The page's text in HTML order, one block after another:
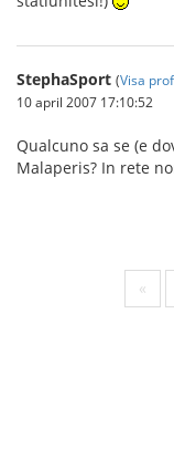
StephaSport (Visa
10 april 2007 17:10:52
Qualcuno sa se (e
Malaperis? In rete
«